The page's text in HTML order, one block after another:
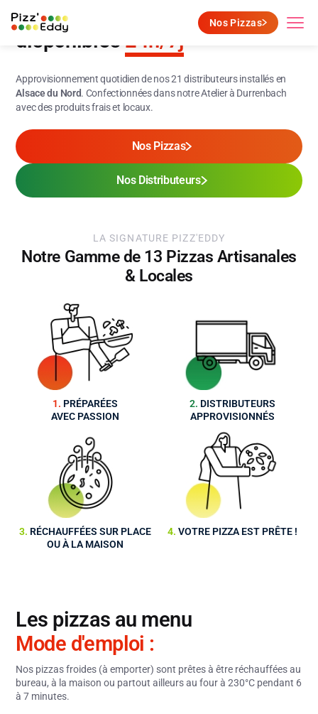
Nos Pizzas
Pizzas Artisanales et Locales
disponibles 24h/7j
Approvisionnement quotidien de nos 21 distributeurs installés en
Alsace du Nord. Confectionnées dans notre Atelier à Durrenbach
avec des produits frais et locaux.
Nos Pizzas
Nos Distributeurs
LA SIGNATURE PIZZ'EDDY
Notre Gamme de 13 Pizzas Artisanales
& Locales
1. PRÉPARÉES
AVEC PASSION
2. DISTRIBUTEURS
APPROVISIONNÉS
3. RÉCHAUFFÉES SUR PLACE
OU À LA MAISON
4. VOTRE PIZZA EST PRÊTE !
Les pizzas au menu
Mode d'emploi :
Nos pizzas froides (à emporter) sont prêtes à être réchauffées au
bureau, à la maison ou partout ailleurs au four à 230°C pendant 6
à 7 minutes.